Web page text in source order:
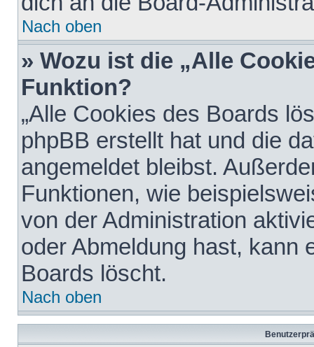
Nach oben
» Wozu ist die „Alle
Funktion?
„Alle Cookies des Boards
phpBB erstellt hat und die
angemeldet bleibst.
Funktionen, wie
von der Administration
oder Abmeldung hast, kann
Boards löscht.
Nach oben